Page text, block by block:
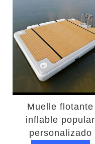
Muelle flotante
inflable popular
personalizado